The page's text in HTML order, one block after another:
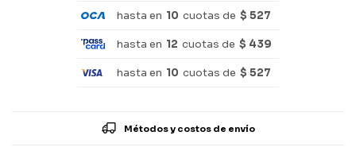
hasta en 10 cuotas de $ 527
hasta en 12 cuotas de $ 439
hasta en 10 cuotas de $ 527
Métodos y costos de envío